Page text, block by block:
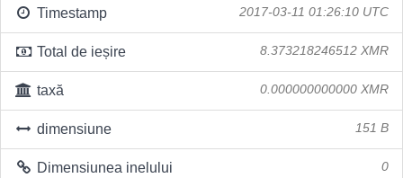
Timestamp 2017-03-11 01:26:10 UTC
Total de ieșire 8.373218246512 XMR
taxă 0.000000000000 XMR
dimensiune 151 B
Dimensiunea inelului 0